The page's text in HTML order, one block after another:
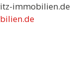
immobilien.de